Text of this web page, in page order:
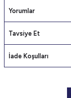
Yorumlar
Tavsiye Et
İade Koşulları